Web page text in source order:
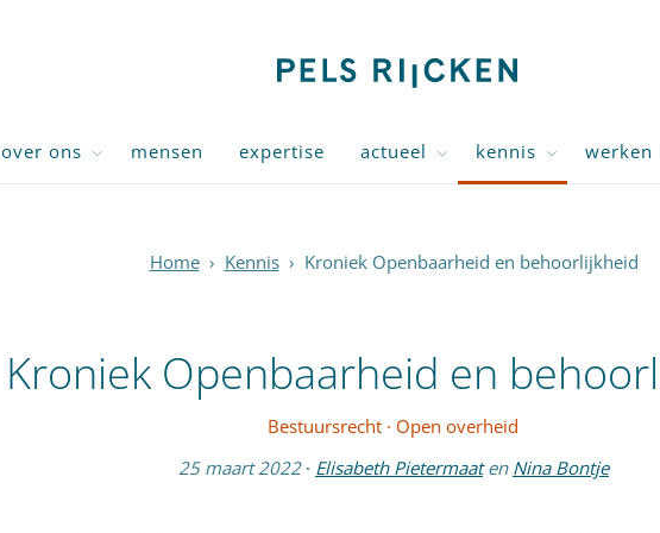
over ons mensen expertise actueel kennis werken
Home › Kennis › Kroniek Openbaarheid en behoorlijkheid
Kroniek Openbaarheid en
Bestuursrecht · Open overheid
25 maart 2022 · Elisabeth Pietermaat en Nina Bontje